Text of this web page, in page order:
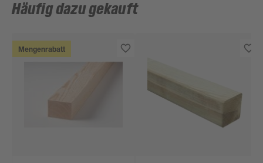
Häufig dazu gekauft
Mengenrabatt